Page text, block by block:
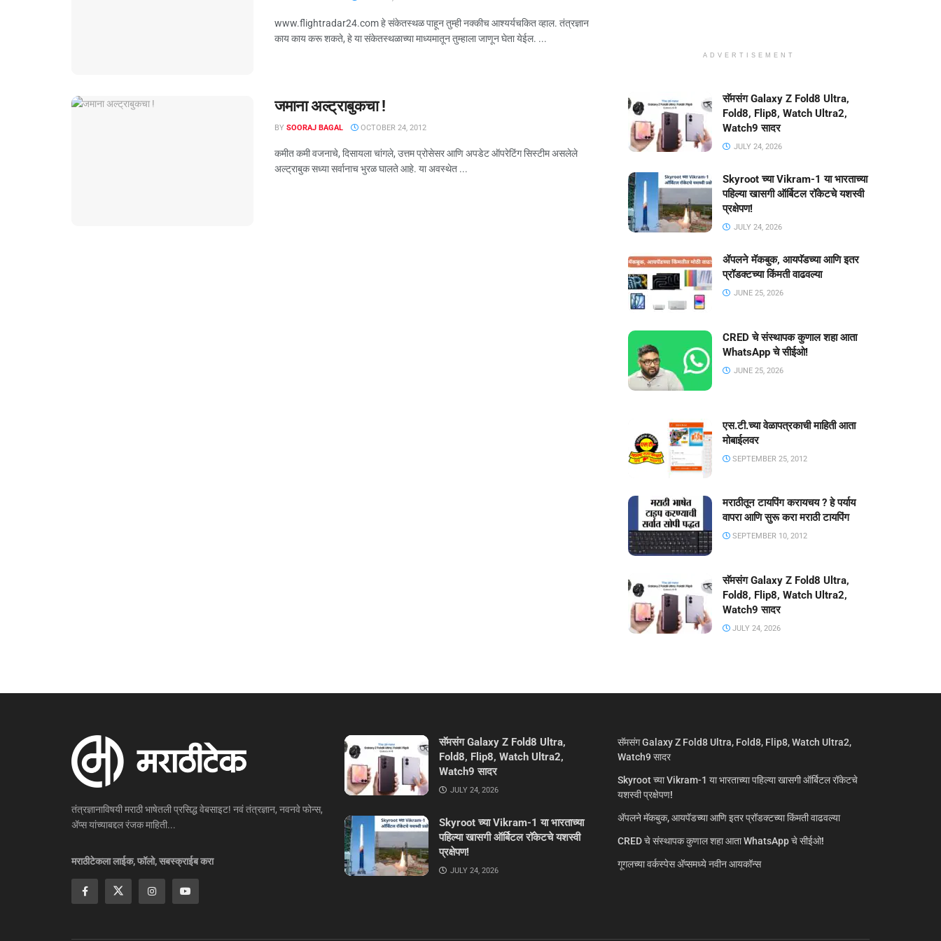
www.flightradar24.com हे संकेतस्थळ पाहून तुम्ही नक्कीच आश्यर्यचकित व्हाल. तंत्रज्ञान
काय काय करू शकते, हे या संकेतस्थळाच्या माध्यमातून तुम्हाला जाणून घेता येईल. ...
जमाना अल्ट्राबुकचा !
BY SOORAJ BAGAL OCTOBER 24, 2012
कमीत कमी वजनाचे, दिसायला चांगले, उत्तम प्रोसेसर आणि अपडेट ऑपरेटिंग सिस्टीम असलेले
अल्ट्राबुक सध्या सर्वानाच भुरळ घालते आहे. या अवस्थेत ...
ADVERTISEMENT
सॅमसंग Galaxy Z Fold8 Ultra,
Fold8, Flip8, Watch Ultra2,
Watch9 सादर
JULY 24, 2026
Skyroot च्या Vikram-1 या भारताच्या
पहिल्या खासगी ऑर्बिटल रॉकेटचे यशस्वी
प्रक्षेपण!
JULY 24, 2026
ॲपलने मॅकबुक, आयपॅडच्या आणि इतर
प्रॉडक्टच्या किंमती वाढवल्या
JUNE 25, 2026
CRED चे संस्थापक कुणाल शहा आता
WhatsApp चे सीईओ!
JUNE 25, 2026
एस.टी.च्या वेळापत्रकाची माहिती आता
मोबाईलवर
SEPTEMBER 25, 2012
मराठीतून टायपिंग करायचय ? हे पर्याय
वापरा आणि सुरू करा मराठी टायपिंग
SEPTEMBER 10, 2012
सॅमसंग Galaxy Z Fold8 Ultra,
Fold8, Flip8, Watch Ultra2,
Watch9 सादर
JULY 24, 2026
तंत्रज्ञानाविषयी मराठी भाषेतली प्रसिद्ध वेबसाइट! नवं तंत्रज्ञान, नवनवे फोन्स,
ॲप्स यांच्याबद्दल रंजक माहिती...
मराठीटेकला लाईक, फॉलो, सबस्क्राईब करा
सॅमसंग Galaxy Z Fold8 Ultra,
Fold8, Flip8, Watch Ultra2,
Watch9 सादर
JULY 24, 2026
Skyroot च्या Vikram-1 या भारताच्या
पहिल्या खासगी ऑर्बिटल रॉकेटचे यशस्वी
प्रक्षेपण!
JULY 24, 2026
सॅमसंग Galaxy Z Fold8 Ultra, Fold8, Flip8, Watch Ultra2,
Watch9 सादर
Skyroot च्या Vikram-1 या भारताच्या पहिल्या खासगी ऑर्बिटल रॉकेटचे
यशस्वी प्रक्षेपण!
ॲपलने मॅकबुक, आयपॅडच्या आणि इतर प्रॉडक्टच्या किंमती वाढवल्या
CRED चे संस्थापक कुणाल शहा आता WhatsApp चे सीईओ!
गूगलच्या वर्कस्पेस अ‍ॅप्समध्ये नवीन आयकॉन्स